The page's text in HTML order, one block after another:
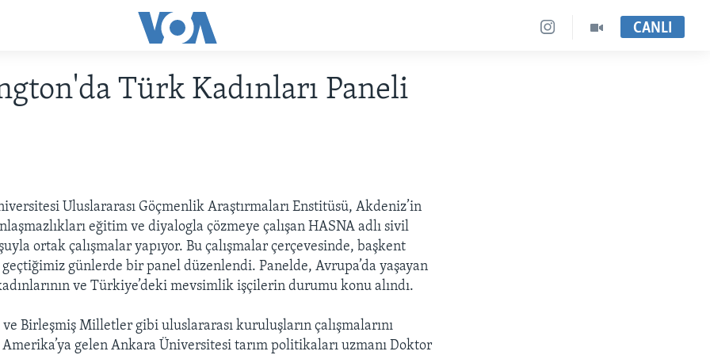
CANLI
Türk Kadınları Paneli
Uluslararası Göçmenlik Araştırmaları Enstitüsü, Akdeniz’in
eğitim ve diyalogla çözmeye çalışan HASNA adlı sivil
ortak çalışmalar yapıyor. Bu çalışmalar çerçevesinde, başkent
geçtiğimiz günlerde bir panel düzenlendi. Panelde, Avrupa’da yaşayan
ve Türkiye’deki mevsimlik işçilerin durumu konu alındı.
ve Birleşmiş Milletler gibi uluslararası kuruluşların çalışmalarını
gelen Ankara Üniversitesi tarım politikaları uzmanı Doktor